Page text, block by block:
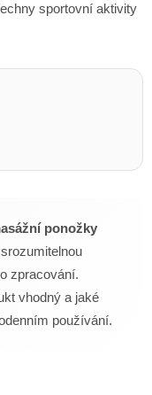
sportovní aktivity
ponožky
zpracování.
vhodný a jaké
používání.